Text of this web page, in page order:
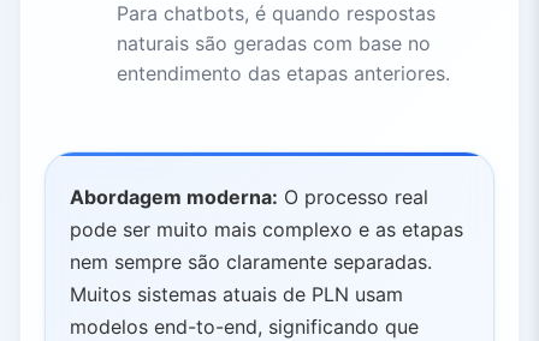
Para chatbots, é quando respostas
naturais são geradas com base no
entendimento das etapas anteriores.
Abordagem moderna: O processo real
pode ser muito mais complexo e as etapas
nem sempre são claramente separadas.
Muitos sistemas atuais de PLN usam
modelos end-to-end, significando que